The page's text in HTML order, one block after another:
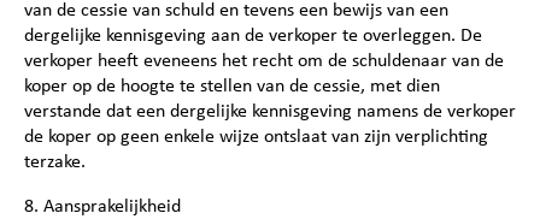
van de cessie van schuld en tevens een bewijs van een
dergelijke kennisgeving aan de verkoper te overleggen. De
verkoper heeft eveneens het recht om de schuldenaar van de
koper op de hoogte te stellen van de cessie, met dien
verstande dat een dergelijke kennisgeving namens de verkoper
de koper op geen enkele wijze ontslaat van zijn verplichting
terzake.
8. Aansprakelijkheid